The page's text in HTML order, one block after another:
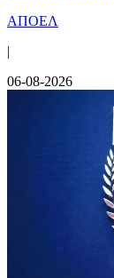
ΑΠΟΕΛ
|
06-08-2026